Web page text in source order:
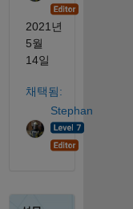
2021년
5월
14일
채택됨:
Stephan